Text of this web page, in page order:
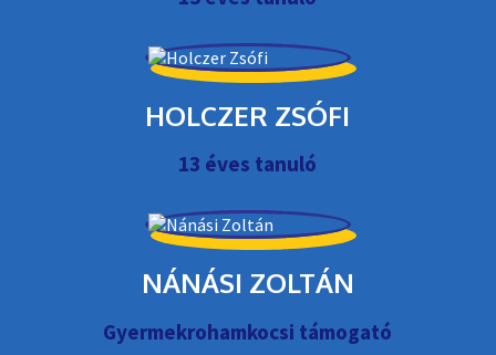
HOLCZER ZSÓFI
13 éves tanuló
NÁNÁSI ZOLTÁN
Gyermekrohamkocsi támogató